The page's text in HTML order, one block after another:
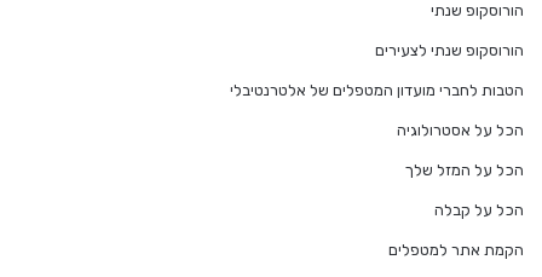
הורוסקופ שנתי
הורוסקופ שנתי לצעירים
הטבות לחברי מועדון המטפלים של אלטרנטיבלי
הכל על אסטרולוגיה
הכל על המזל שלך
הכל על קבלה
הקמת אתר למטפלים